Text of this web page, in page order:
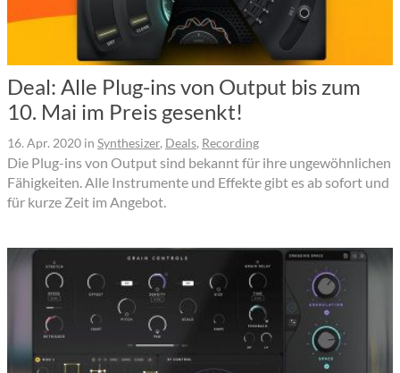
Deal: Alle Plug-ins von Output bis zum
10. Mai im Preis gesenkt!
16. Apr. 2020 in Synthesizer, Deals, Recording
Die Plug-ins von Output sind bekannt für ihre ungewöhnlichen
Fähigkeiten. Alle Instrumente und Effekte gibt es ab sofort und
für kurze Zeit im Angebot.